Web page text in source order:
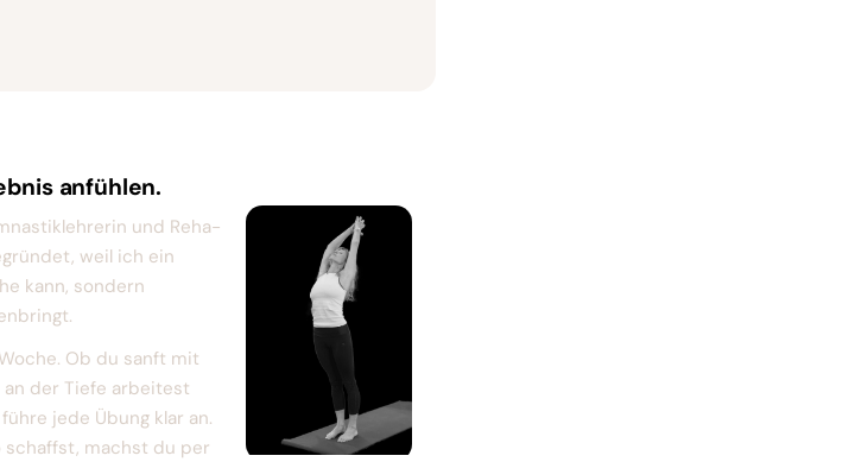
anfühlen.
und Reha-
weil ich ein
kann, sondern
Ob du sanft mit
an der Tiefe arbeitest
jede Übung klar an.
schaffst, machst du per